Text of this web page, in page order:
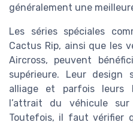
généralement une
Les séries spéciales
Cactus Rip, ainsi que les
Aircross, peuvent
supérieure. Leur design
alliage et parfois leurs
l’attrait du véhicule sur
Toutefois, il faut vérifier